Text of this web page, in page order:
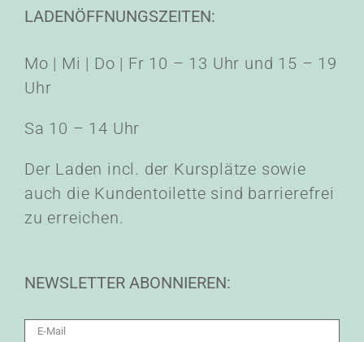
LADENÖFFNUNGSZEITEN:
Mo | Mi | Do | Fr 10 – 13 Uhr und 15 – 19
Uhr
Sa 10 – 14 Uhr
Der Laden incl. der Kursplätze sowie
auch die Kundentoilette sind barrierefrei
zu erreichen.
NEWSLETTER ABONNIEREN: